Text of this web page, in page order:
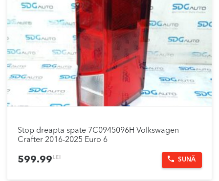
Stop dreapta spate 7C0945096H Volkswagen
Crafter 2016-2025 Euro 6
599.99 LEI SUNĂ